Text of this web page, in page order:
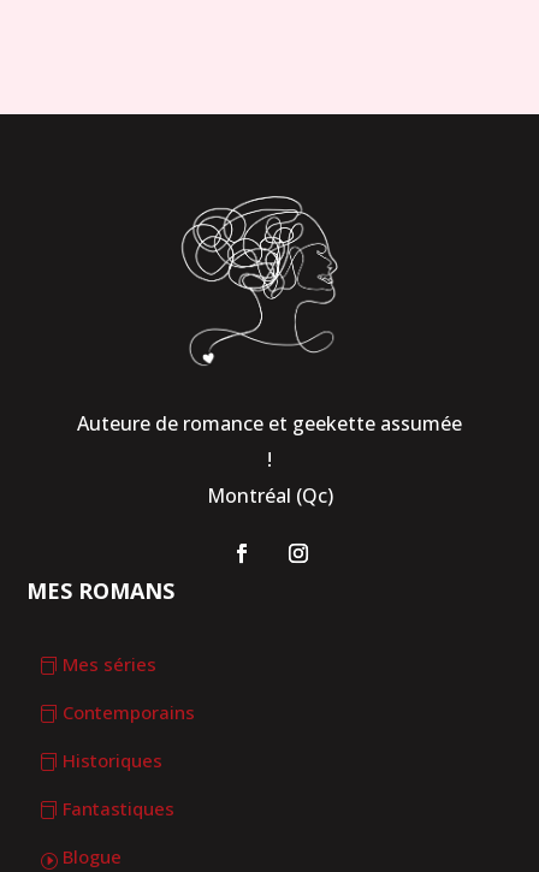
MES ROMANS
Mes séries
Contemporains
Historiques
Fantastiques
Blogue
Auteure de romance et geekette assumée
!
Montréal (Qc)